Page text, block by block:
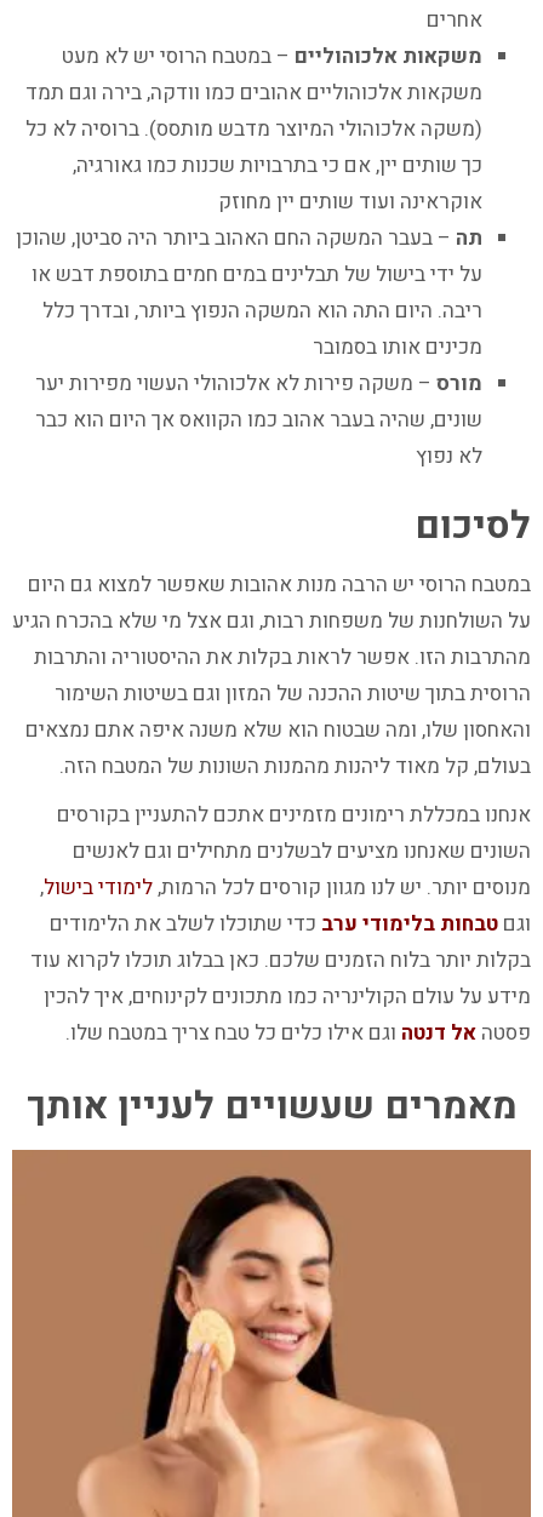
אחרים
משקאות אלכוהוליים – במטבח הרוסי יש לא מעט
משקאות אלכוהוליים אהובים כמו וודקה, בירה וגם תמד
(משקה אלכוהולי המיוצר מדבש מותסס). ברוסיה לא כל
כך שותים יין, אם כי בתרבויות שכנות כמו גאורגיה,
אוקראינה ועוד שותים יין מחוזק
תה – בעבר המשקה החם האהוב ביותר היה סביטן, שהוכן
על ידי בישול של תבלינים במים חמים בתוספת דבש או
ריבה. היום התה הוא המשקה הנפוץ ביותר, ובדרך כלל
מכינים אותו בסמובר
מורס – משקה פירות לא אלכוהולי העשוי מפירות יער
שונים, שהיה בעבר אהוב כמו הקוואס אך היום הוא כבר
לא נפוץ
לסיכום
במטבח הרוסי יש הרבה מנות אהובות שאפשר למצוא גם היום
על השולחנות של משפחות רבות, וגם אצל מי שלא בהכרח הגיע
מהתרבות הזו. אפשר לראות בקלות את ההיסטוריה והתרבות
הרוסית בתוך שיטות ההכנה של המזון וגם בשיטות השימור
והאחסון שלו, ומה שבטוח הוא שלא משנה איפה אתם נמצאים
בעולם, קל מאוד ליהנות מהמנות השונות של המטבח הזה.
אנחנו במכללת רימונים מזמינים אתכם להתעניין בקורסים
השונים שאנחנו מציעים לבשלנים מתחילים וגם לאנשים
מנוסים יותר. יש לנו מגוון קורסים לכל הרמות,לימודי בישול,
וגם טבחות בלימודי ערב כדי שתוכלו לשלב את הלימודים
בקלות יותר בלוח הזמנים שלכם. כאן בבלוג תוכלו לקרוא עוד
מידע על עולם הקולינריה כמו מתכונים לקינוחים, איך להכין
פסטה אל דנטה וגם אילו כלים כל טבח צריך במטבח שלו.
מאמרים שעשויים לעניין אותך